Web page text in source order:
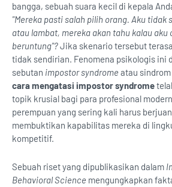
bangga, sebuah suara kecil di kepala
"Mereka pasti salah pilih orang. Aku tidak
atau lambat, mereka akan tahu kalau aku
beruntung"?Jika skenario tersebut
tidak sendirian. Fenomena psikologis ini
sebutan impostor syndrome atau
cara mengatasi impostor syndrome
topik krusial bagi para profesional
perempuan yang sering kali harus
membuktikan kapabilitas mereka di
kompetitif.
Sebuah riset yang dipublikasikan dalam
Behavioral Science mengungkapkan